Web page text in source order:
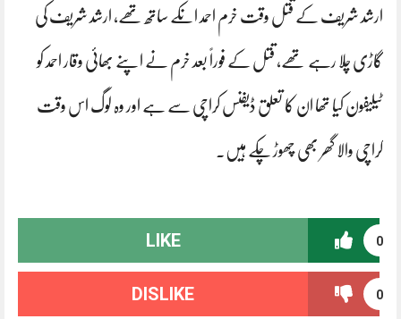
ارشد شریف کے قتل وقت خرم احمد انکے ساتھ تھے، ارشد شریف کی
گاڑی چلا رہے تھے، قتل کے فوراً بعد خرم نے اپنے بھائی وقار احمد کو
ٹیلیفون کیا تھا ان کا تعلق ڈیفنس کراچی سے ہے اور وہ لوگ اس وقت
کراچی والا گھر بھی چھوڑ چکے ہیں۔
0
LIKE
0
DISLIKE